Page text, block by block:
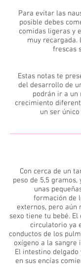
Para evitar las
posible debes
comidas ligeras y
muy recargada.
frescas
Estas notas te
del desarrollo de
podrán ir a
crecimiento
un ser
Con cerca de un
peso de 5,5
unas
formación de
externos, pero aún
sexo tiene tu bebé.
circulatorio ya
conductos de los
oxígeno a la sangre
El intestino delgado
en sus encías